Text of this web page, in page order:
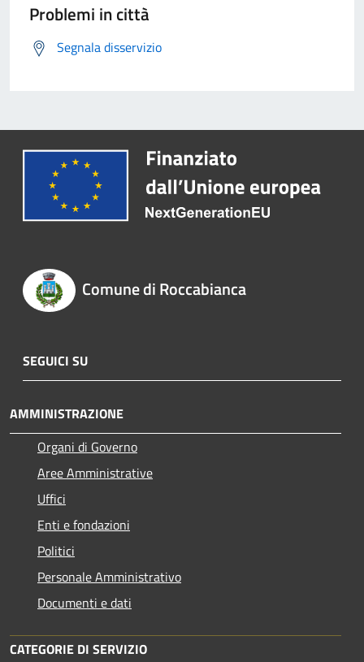
Problemi in città
Segnala disservizio
Comune di Roccabianca
SEGUICI SU
AMMINISTRAZIONE
Organi di Governo
Aree Amministrative
Uffici
Enti e fondazioni
Politici
Personale Amministrativo
Documenti e dati
CATEGORIE DI SERVIZIO